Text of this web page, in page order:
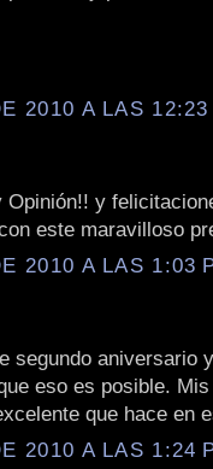
2010 A LAS 12:23
y
este maravilloso
2010 A LAS 1:03
segundo aniversario
eso es posible.
que hace en
2010 A LAS 1:24